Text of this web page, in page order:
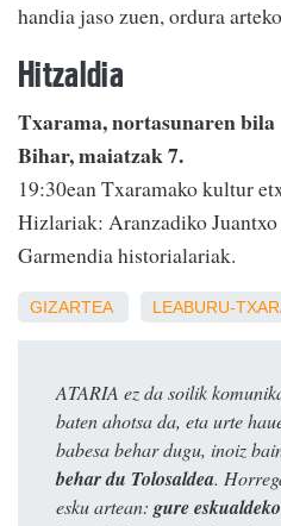
handia jaso zuen, ordura
Hitzaldia
Txarama, nortasunaren bila
Bihar, maiatzak 7.
19:30ean Txaramako kultur
Hizlariak: Aranzadiko
Garmendia historialariak.
GIZARTEA LEABURU-
ATARIA ez da soilik
baten ahotsa da, eta urte
babesa behar dugu, inoiz
behar du Tolosaldea.
esku artean: gure